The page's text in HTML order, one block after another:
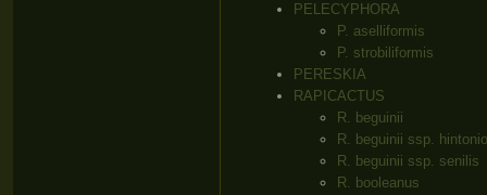
PELECYPHORA
P. aselliformis
P. strobiliformis
PERESKIA
RAPICACTUS
R. beguinii
R. beguinii ssp.
R. beguinii ssp. senilis
R. booleanus